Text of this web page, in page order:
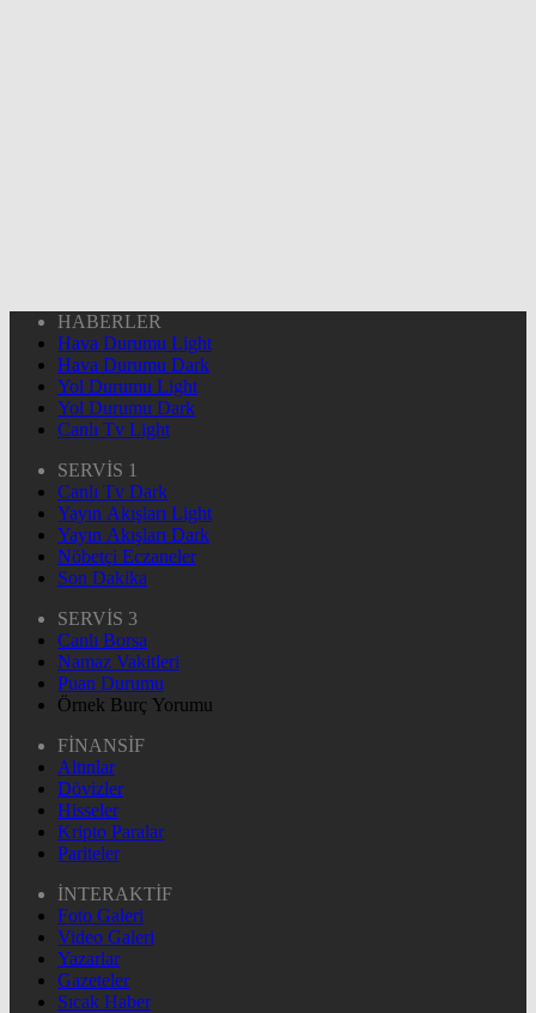
HABERLER
Hava Durumu Light
Hava Durumu Dark
Yol Durumu Light
Yol Durumu Dark
Canlı Tv Light
SERVİS 1
Canlı Tv Dark
Yayın Akışları Light
Yayın Akışları Dark
Nöbetçi Eczaneler
Son Dakika
SERVİS 3
Canlı Borsa
Namaz Vakitleri
Puan Durumu
Örnek Burç Yorumu
FİNANSİF
Altınlar
Dövizler
Hisseler
Kripto Paralar
Pariteler
İNTERAKTİF
Foto Galeri
Video Galeri
Yazarlar
Gazeteler
Sıcak Haber